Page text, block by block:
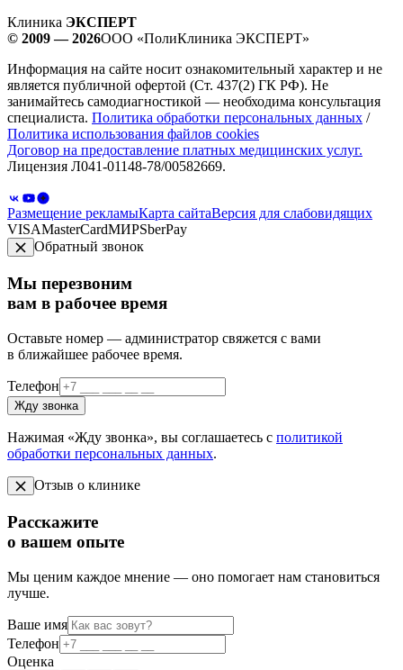
Клиника ЭКСПЕРТ
© 2009 — 2026ООО «ПолиКлиника ЭКСПЕРТ»
Информация на сайте носит ознакомительный характер и не
является публичной офертой (Ст. 437(2) ГК РФ). Не
занимайтесь самодиагностикой — необходима консультация
специалиста. Политика обработки персональных данных /
Политика использования файлов cookies
Договор на предоставление платных медицинских услуг.
Лицензия Л041-01148-78/00582669.
Размещение рекламыКарта сайтаВерсия для слабовидящих
VISAMasterCardМИРSberPay
Обратный звонок
Мы перезвоним
вам в рабочее время
Оставьте номер — администратор свяжется с вами
в ближайшее рабочее время.
Телефон
Жду звонка
Нажимая «Жду звонка», вы соглашаетесь с политикой
обработки персональных данных.
Отзыв о клинике
Расскажите
о вашем опыте
Мы ценим каждое мнение — оно помогает нам становиться
лучше.
Ваше имя
Телефон
Оценка